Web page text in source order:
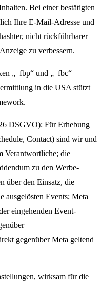
Bei einer bestätigten
Ihre E-Mail-Adresse und
nicht rückführbarer
zu verbessern.
„_fbp“ und „_fbc“
in die USA stützt
DSGVO): Für Erhebung
Contact) sind wir und
Verantwortliche; die
zu den Werbe-
über den Einsatz, die
ausgelösten Events; Meta
eingehenden Event-
gegenüber Meta geltend
wirksam für die